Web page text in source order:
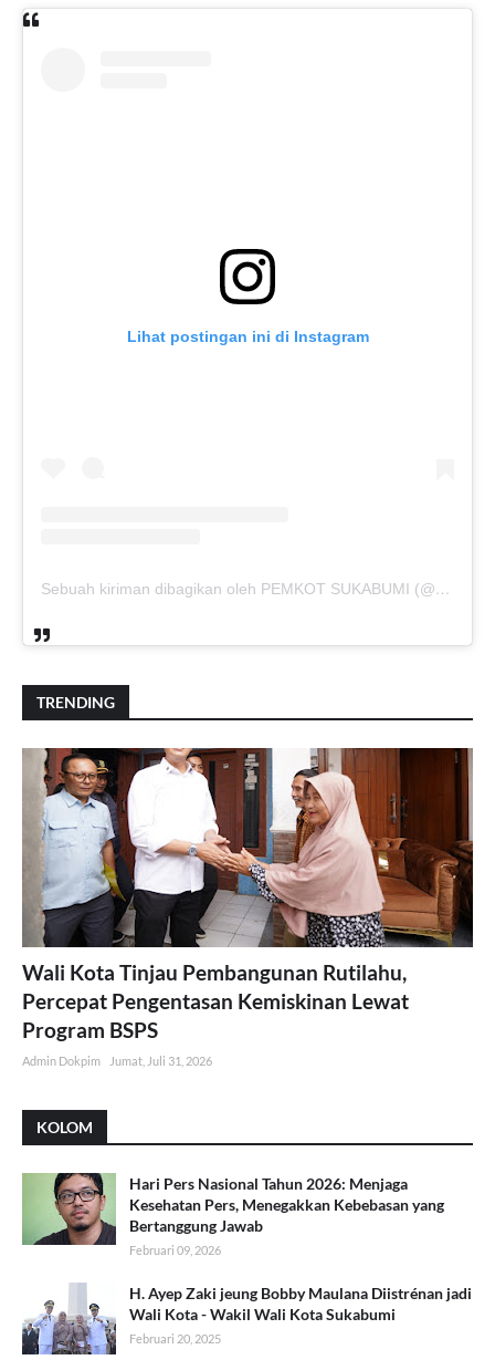
Lihat postingan ini di Instagram
Sebuah kiriman dibagikan oleh PEMKOT SUKABUMI (@pemkotsukabumi_)
TRENDING
Wali Kota Tinjau Pembangunan Rutilahu,
Percepat Pengentasan Kemiskinan Lewat
Program BSPS
Admin Dokpim Jumat, Juli 31, 2026
KOLOM
Hari Pers Nasional Tahun 2026: Menjaga
Kesehatan Pers, Menegakkan Kebebasan yang
Bertanggung Jawab
Februari 09, 2026
H. Ayep Zaki jeung Bobby Maulana Diistrénan jadi
Wali Kota - Wakil Wali Kota Sukabumi
Februari 20, 2025